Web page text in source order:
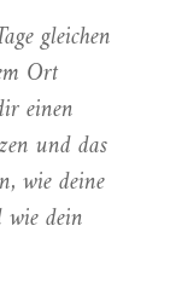
gleichen
Ort
einen
und das
wie deine
dein